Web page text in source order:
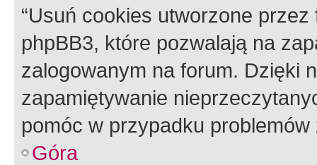
“Usuń cookies utworzone
phpBB3, które pozwalają na
zalogowanym na forum. Dzięki
zapamiętywanie
pomóc w przypadku
Góra